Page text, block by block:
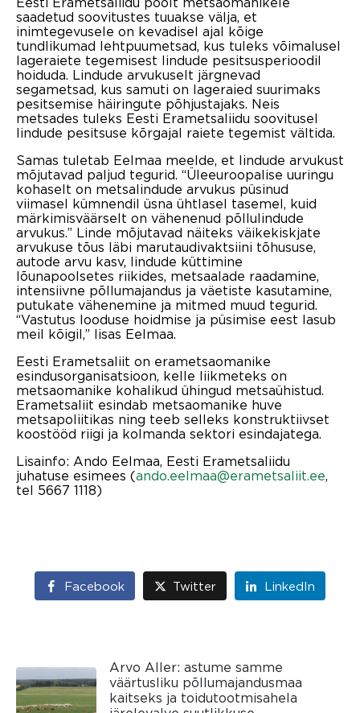
saadetud soovitustes tuuakse välja, et
inimtegevusele on kevadisel ajal kõige
tundlikumad lehtpuumetsad, kus tuleks võimalusel
lageraiete tegemisest lindude pesitsusperioodil
hoiduda. Lindude arvukuselt järgnevad
segametsad, kus samuti on lageraied suurimaks
pesitsemise häiringute põhjustajaks. Neis
metsades tuleks Eesti Erametsaliidu soovitusel
lindude pesitsuse kõrgajal raiete tegemist vältida.
Samas tuletab Eelmaa meelde, et lindude arvukust
mõjutavad paljud tegurid. “Üleeuroopalise uuringu
kohaselt on metsalindude arvukus püsinud
viimasel kümnendil üsna ühtlasel tasemel, kuid
märkimisväärselt on vähenenud põllulindude
arvukus.” Linde mõjutavad näiteks väikekiskjate
arvukuse tõus läbi marutaudivaktsiini tõhususe,
autode arvu kasv, lindude küttimine
lõunapoolsetes riikides, metsaalade raadamine,
intensiivne põllumajandus ja väetiste kasutamine,
putukate vähenemine ja mitmed muud tegurid.
“Vastutus looduse hoidmise ja püsimise eest lasub
meil kõigil,” lisas Eelmaa.
Eesti Erametsaliit on erametsaomanike
esindusorganisatsioon, kelle liikmeteks on
metsaomanike kohalikud ühingud metsaühistud.
Erametsaliit esindab metsaomanike huve
metsapoliitikas ning teeb selleks konstruktiivset
koostööd riigi ja kolmanda sektori esindajatega.
Lisainfo: Ando Eelmaa, Eesti Erametsaliidu
juhatuse esimees (ando.eelmaa@erametsaliit.ee,
tel 5667 1118)
Facebook Twitter LinkedIn
Arvo Aller: astume samme
väärtusliku põllumajandusmaa
kaitseks ja toidutootmisahela